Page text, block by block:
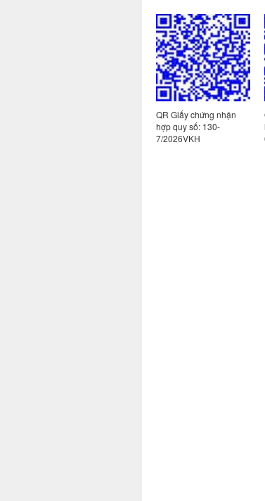
QR Giấy chứng nhận
hợp quy số: 130-
6/2026VKH